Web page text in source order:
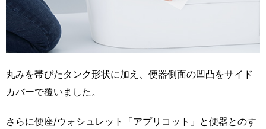
丸みを帯びたタンク形状に加え、便器側面の凹凸をサイド
カバーで覆いました。
さらに便座/ウォシュレット「アプリコット」と便器とのす